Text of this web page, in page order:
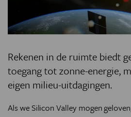
JONGE UITDAGERS
Rekenen in de ruimte biedt
toegang tot zonne-energie,
eigen milieu-uitdagingen.
Als we Silicon Valley mogen